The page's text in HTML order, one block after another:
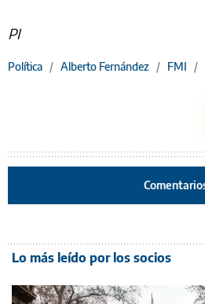
PI
Política / Alberto Fernández / FMI /
Lo más leído por los socios